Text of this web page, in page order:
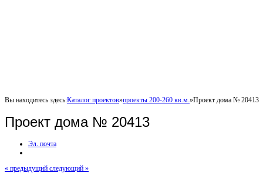
Вы находитесь здесь:Каталог проектов»проекты 200-260 кв.м. »Проект дома № 20413
Проект дома № 20413
Эл. почта
« предыдущий следующий »